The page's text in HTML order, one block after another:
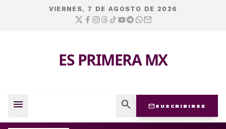
VIERNES, 7 DE AGOSTO DE 2026
ES PRIMERA MX
menu search mail SUSCRIBIRSE